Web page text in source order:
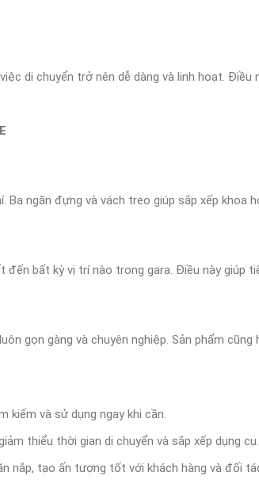
di chuyển trở nên dễ dàng và linh hoạt.
ngăn đựng và vách treo giúp sắp xếp khoa
bất kỳ vị trí nào trong gara. Điều này giúp
gọn gàng và chuyên nghiệp. Sản phẩm
kiếm và sử dụng ngay khi cần.
thiểu thời gian di chuyển và sắp xếp dụng cụ.
nắp, tạo ấn tượng tốt với khách hàng và đối